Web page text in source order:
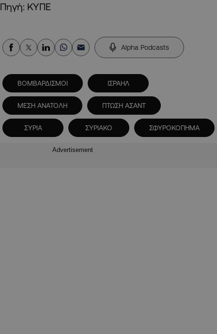
Πηγή: ΚΥΠΕ
Alpha Podcasts
ΒΟΜΒΑΡΔΙΣΜΟΙ ΙΣΡΑΗΛ
ΜΕΣΗ ΑΝΑΤΟΛΗ ΠΤΩΣΗ ΑΣΑΝΤ
ΣΥΡΙΑ ΣΥΡΙΑΚΟ ΣΦΥΡΟΚΟΠΗΜΑ
Advertisement